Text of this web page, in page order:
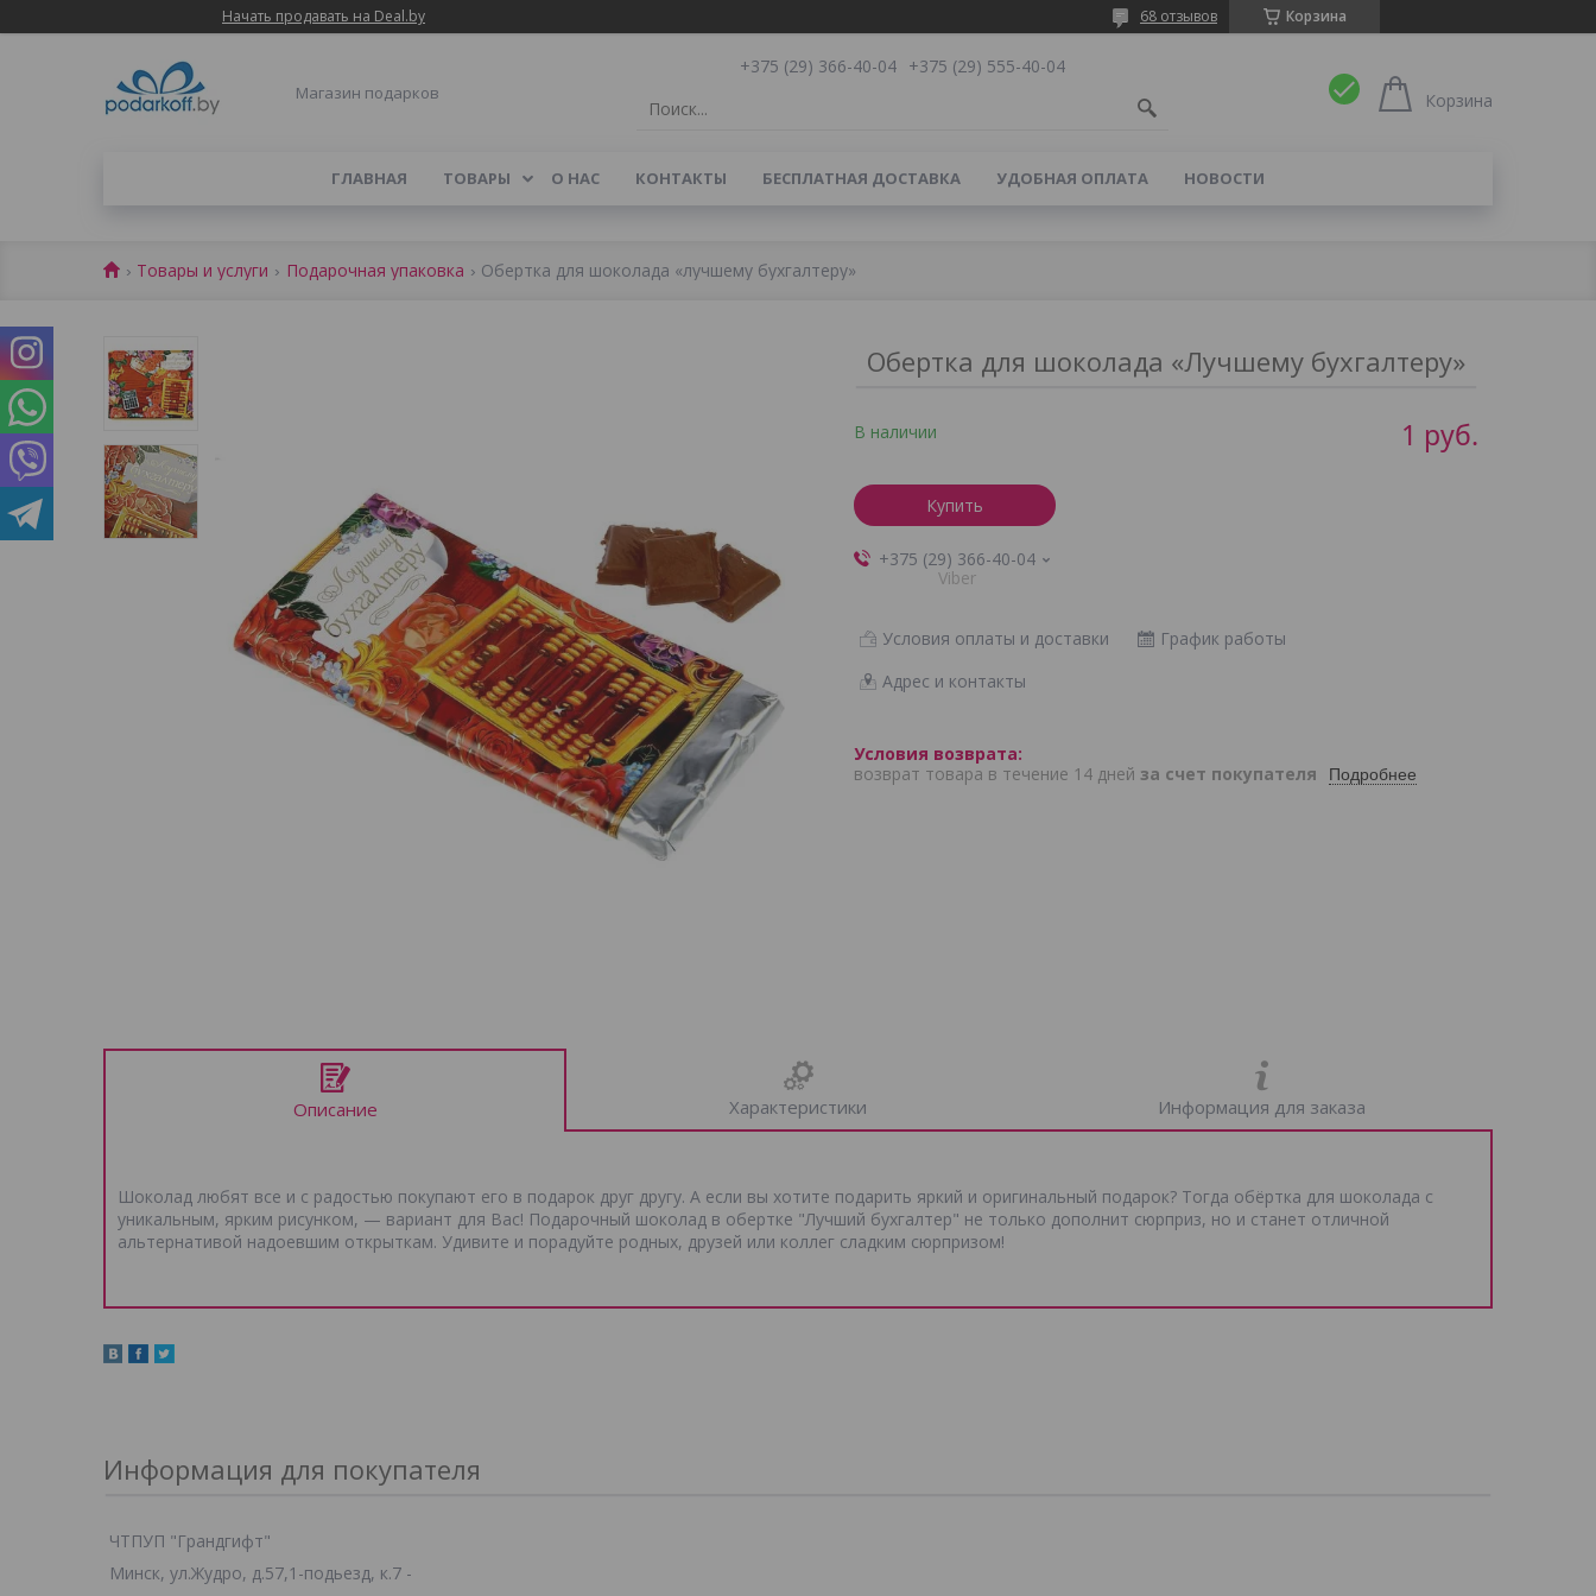
Начать продавать на Deal.by Корзина
68 отзывов
Магазин подарков
+375 (29) 366-40-04 +375 (29) 555-40-04
Корзина
ГЛАВНАЯ ТОВАРЫ О НАС КОНТАКТЫ БЕСПЛАТНАЯ ДОСТАВКА УДОБНАЯ ОПЛАТА НОВОСТИ
Товары и услуги Подарочная упаковка Обертка для шоколада «лучшему бухгалтеру»
Обертка для шоколада «Лучшему бухгалтеру»
В наличии 1 руб.
Купить
+375 (29) 366-40-04
Viber
Условия оплаты и доставки
График работы
Адрес и контакты
возврат товара в течение 14 дней за счет покупателя Подробнее
Описание Характеристики Информация для заказа
Шоколад любят все и с радостью покупают его в подарок друг другу. А если вы хотите подарить яркий и оригинальный подарок? Тогда обёртка для шоколада с
уникальным, ярким рисунком, — вариант для Вас! Подарочный шоколад в обертке "Лучший бухгалтер" не только дополнит сюрприз, но и станет отличной
альтернативой надоевшим открыткам. Удивите и порадуйте родных, друзей или коллег сладким сюрпризом!
Информация для покупателя
ЧТПУП "Грандгифт"
Минск, ул.Жудро, д.57,1-подьезд, к.7 -